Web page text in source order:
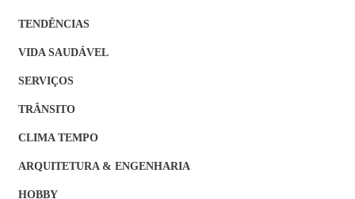
TENDÊNCIAS
VIDA SAUDÁVEL
SERVIÇOS
TRÂNSITO
CLIMA TEMPO
ARQUITETURA & ENGENHARIA
HOBBY